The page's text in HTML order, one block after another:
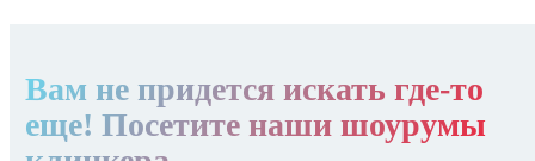
Вам не придется искать где-то
еще! Посетите наши шоурумы